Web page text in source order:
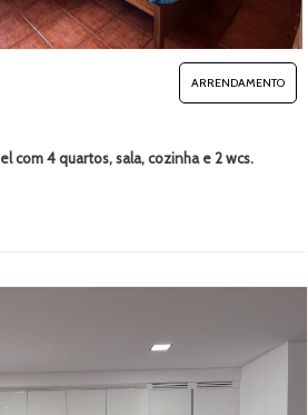
ARRENDAMENTO
com 4 quartos, sala, cozinha e 2 wcs.